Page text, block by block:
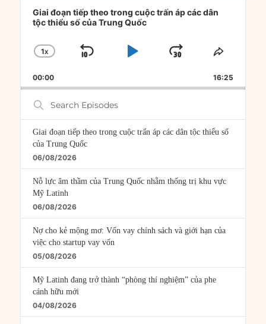
Player
Giai đoạn tiếp theo trong cuộc trấn áp các dân
tộc thiểu số của Trung Quốc
CHANGE
RATE
1X
SKIP
PLAYJUMP
FORWARD
SHARE
00:00 16:25
Search
Episodes
Giai đoạn tiếp theo trong cuộc trấn áp các dân tộc thiểu số
của Trung Quốc
06/08/2026
Nỗ lực âm thầm của Trung Quốc nhằm thống trị khu vực
Mỹ Latinh
06/08/2026
Nợ cho kẻ mộng mơ: Vốn vay chính sách và giới hạn của
việc cho startup vay vốn
05/08/2026
Mỹ Latinh đang trở thành “phòng thí nghiệm” của phe
cánh hữu mới
04/08/2026